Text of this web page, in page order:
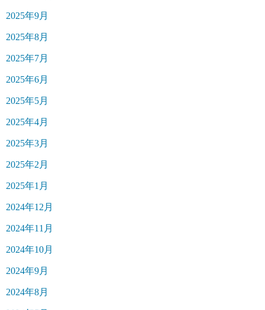
2025年9月
2025年8月
2025年7月
2025年6月
2025年5月
2025年4月
2025年3月
2025年2月
2025年1月
2024年12月
2024年11月
2024年10月
2024年9月
2024年8月